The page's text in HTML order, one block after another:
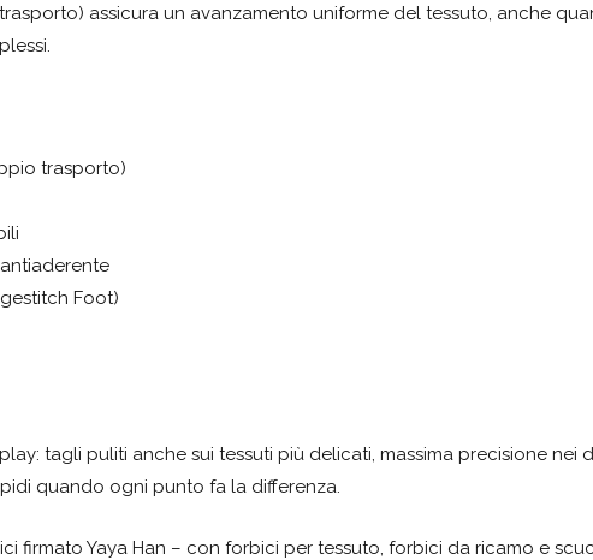
assicura un avanzamento uniforme del tessuto, anche
trasporto)
Foot)
tagli puliti anche sui tessuti più delicati, massima precisione nei
quando ogni punto fa la differenza.
firmato Yaya Han – con forbici per tessuto, forbici da ricamo e